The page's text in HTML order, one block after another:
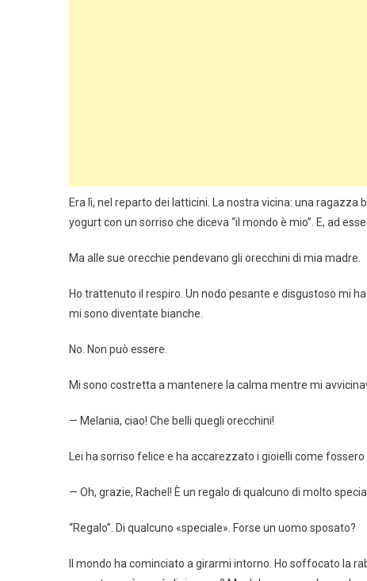
Era lì, nel reparto dei latticini. La nostra vicina: una
yogurt con un sorriso che diceva “il mondo è mio”. E, ad
Ma alle sue orecchie pendevano gli orecchini di mia madre.
Ho trattenuto il respiro. Un nodo pesante e disgustoso mi
mi sono diventate bianche.
No. Non può essere.
Mi sono costretta a mantenere la calma mentre mi
— Melania, ciao! Che belli quegli orecchini!
Lei ha sorriso felice e ha accarezzato i gioielli come
— Oh, grazie, Rachel! È un regalo di qualcuno di molto
“Regalo”. Di qualcuno «speciale». Forse un uomo sposato?
Il mondo ha cominciato a girarmi intorno. Ho soffocato la